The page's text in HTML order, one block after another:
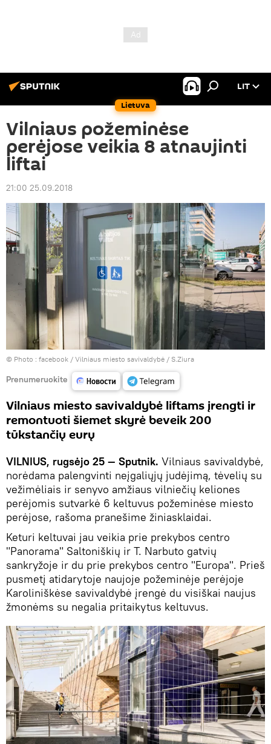
Lietuva
LIT
Vilniaus požeminėse
perėjose veikia 8 atnaujinti
liftai
21:00 25.09.2018
© Photo : facebook / Vilniaus miesto savivaldybė / S.Ziura
Prenumeruokite
Vilniaus miesto savivaldybė liftams įrengti ir
remontuoti šiemet skyrė beveik 200
tūkstančių eurų
VILNIUS, rugsėjo 25 — Sputnik. Vilniaus savivaldybė,
norėdama palengvinti neįgaliųjų judėjimą, tėvelių su
vežimėliais ir senyvo amžiaus vilniečių keliones
perėjomis sutvarkė 6 keltuvus požeminėse miesto
perėjose, rašoma pranešime žiniasklaidai.
Keturi keltuvai jau veikia prie prekybos centro
"Panorama" Saltoniškių ir T. Narbuto gatvių
sankryžoje ir du prie prekybos centro "Europa". Prieš
pusmetį atidarytoje naujoje požeminėje perėjoje
Karoliniškėse savivaldybė įrengė du visiškai naujus
žmonėms su negalia pritaikytus keltuvus.